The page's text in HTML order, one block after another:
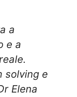
a
e a
solving e
Elena